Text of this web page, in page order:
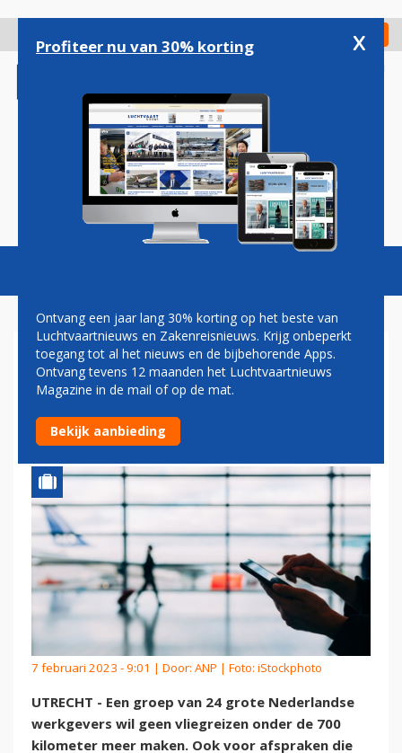
gaan
Check in
Magazine Podcasts Vacatures
GROEP WERKGEVERS WIL MET
MINDER VLIEGEN UITSTOOT
KWART VERLAGEN
7 februari 2023 - 9:01 | Door: ANP | Foto: iStockphoto
UTRECHT - Een groep van 24 grote Nederlandse
werkgevers wil geen vliegreizen onder de 700
kilometer meer maken. Ook voor afspraken die
Profiteer nu van 30% korting x
Ontvang een jaar lang 30% korting op het beste van
Luchtvaartnieuws en Zakenreisnieuws. Krijg onbeperkt
toegang tot al het nieuws en de bijbehorende Apps.
Ontvang tevens 12 maanden het Luchtvaartnieuws
Magazine in de mail of op de mat.
Bekijk aanbieding